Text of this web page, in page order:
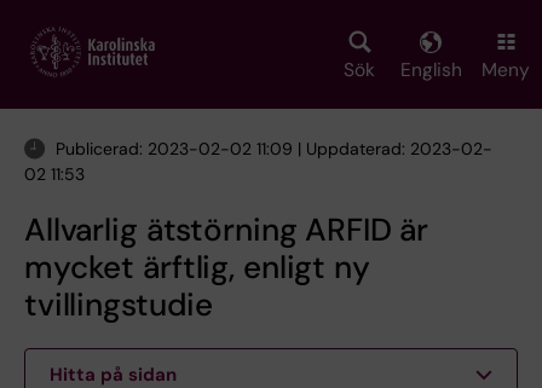
main
Sök English Meny
Publicerad: 2023-02-02 11:09 | Uppdaterad: 2023-02-
02 11:53
Allvarlig ätstörning ARFID är
mycket ärftlig, enligt ny
tvillingstudie
Hitta på sidan